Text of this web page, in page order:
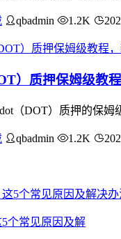
qbadmin 1.2K
）质押保姆级教
（DOT）质押的保
qbadmin 1.2K
个常见原因及解